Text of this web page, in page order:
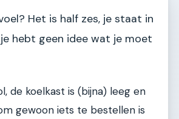
Het is half zes, je staat in
je hebt geen idee wat je moet
de koelkast is (bijna) leeg en
gewoon iets te bestellen is